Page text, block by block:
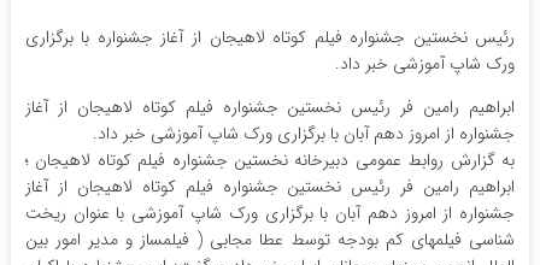
رئیس نخستین جشنواره فیلم کوتاه لاهیجان از آغاز جشنواره با برگزاری
ورک شاپ آموزشی خبر داد.
ابراهیم رامین فر رئیس نخستین جشنواره فیلم کوتاه لاهیجان از آغاز
جشنواره از امروز دهم آبان با برگزاری ورک شاپ آموزشی خبر داد.
به گزارش روابط عمومی دبیرخانه نخستین جشنواره فیلم کوتاه لاهیجان ؛
ابراهیم رامین فر رئیس نخستین جشنواره فیلم کوتاه لاهیجان از آغاز
جشنواره از امروز دهم آبان با برگزاری ورک شاپ آموزشی با عنوان ریخت
شناسی فیلمهای کم بودجه توسط عطا مجابی ( فیلمساز و مدیر امور بین